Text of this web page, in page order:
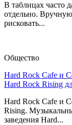
В таблицах часто
отдельно.
рисковать...
Общество
Hard Rock Cafe и
Hard Rock Rising
Hard Rock Cafe и
Rising.
заведения Hard...